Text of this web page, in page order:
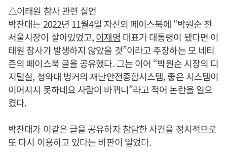
△이태원 참사 관련 실언
박찬대는 2022년 11월4일 자신의 페이스북에 “박원순 전
서울시장이 살아있었고,이재명 대표가 대통령이 됐다면 이
태원 참사가 발생하지 않았을 것”이라고 주장하는 모 네티
즌의 페이스북 글을 공유했다. 그는 이어 “박원순 시장의 디
지털실, 청와대 벙커의 재난안전종합시스템, 좋은 시스템이
이어지지 못하네요 사람이 바뀌니”라고 적어 논란을 일으
켰다.
박찬대가 이같은 글을 공유하자 참담한 사건을 정치적으로
또 다시 이용하고 있다는 비판이 일었다.